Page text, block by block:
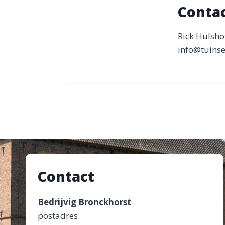
Rick
Contact
Bedrijvig Bronckhorst
postadres: